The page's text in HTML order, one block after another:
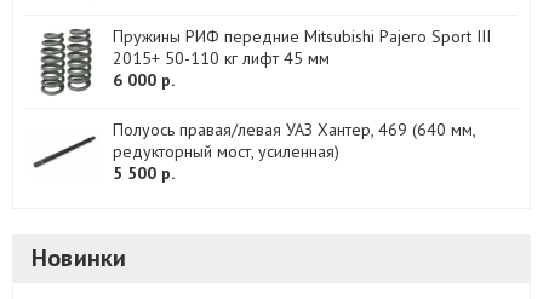
Пружины РИФ передние Mitsubishi Pajero Sport III
2015+ 50-110 кг лифт 45 мм
6 000 р.
Полуось правая/левая УАЗ Хантер, 469 (640 мм,
редукторный мост, усиленная)
5 500 р.
Новинки